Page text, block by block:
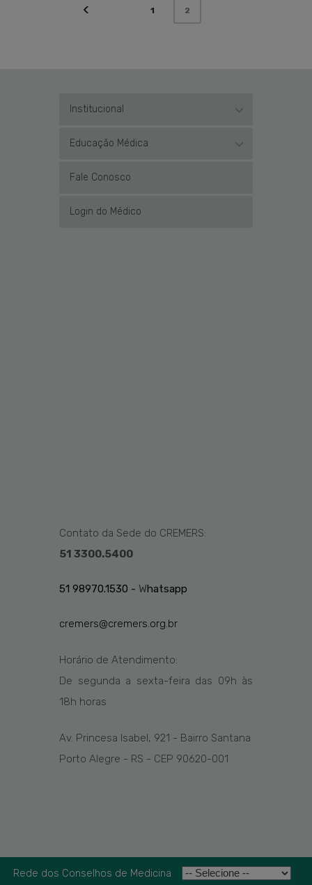
1 2
Institucional
Educação Médica
Fale Conosco
Login do Médico
Contato da Sede do CREMERS:
51 3300.5400
51 98970.1530 - Whatsapp
cremers@cremers.org.br
Horário de Atendimento:
De segunda a sexta-feira das 09h às
18h horas
Av. Princesa Isabel, 921 - Bairro Santana
Porto Alegre - RS - CEP 90620-001
Rede dos Conselhos de Medicina